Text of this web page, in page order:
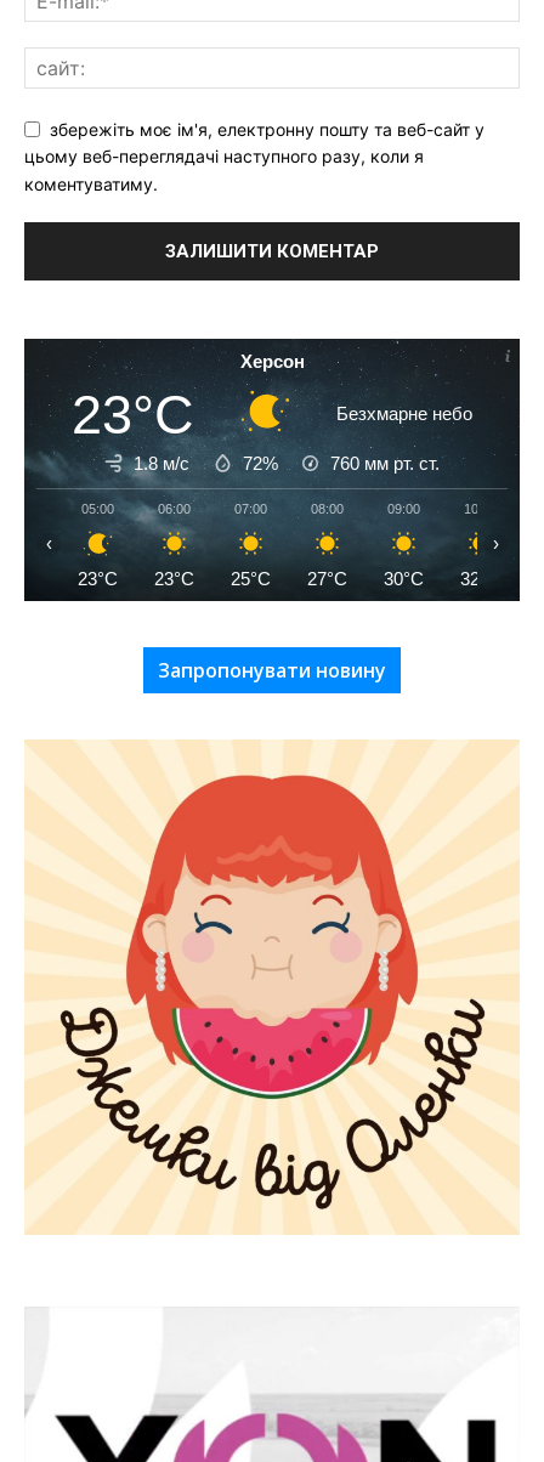
збережіть моє ім'я, електронну пошту та веб-сайт у
цьому веб-переглядачі наступного разу, коли я
коментуватиму.
Херсон
23°C Безхмарне небо
1.8 м/с 72% 760 мм рт. ст.
05:00
23°C
06:00
23°C
07:00
25°C
08:00
27°C
09:00
30°C
10:00
32°C
‹ ›
Запропонувати новину